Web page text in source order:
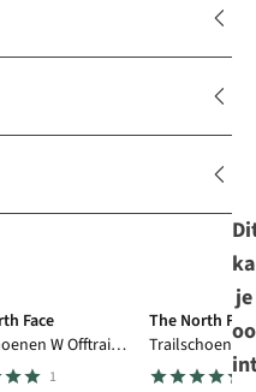
Face
W Offtrail
1
The North
Trailschoenen
Enduris 4
je